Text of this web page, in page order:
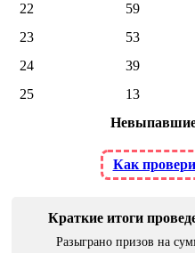
Как
22
59
23
53
24
39
25
13
Краткие итоги
Разыграно призов на